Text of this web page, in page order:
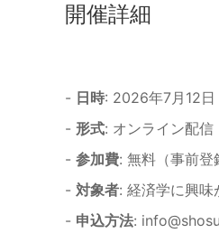
開催詳細
- 日時: 2026年7月12日
- 形式: オンライン配信
- 参加費: 無料（事前登
- 対象者: 経済学に興
- 申込方法: